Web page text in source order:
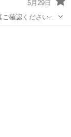
5月29日
確認ください！